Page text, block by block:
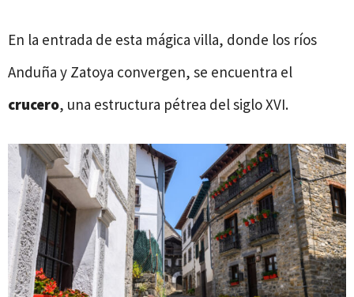
En la entrada de esta mágica villa, donde los ríos
Anduña y Zatoya convergen, se encuentra el
crucero, una estructura pétrea del siglo XVI.